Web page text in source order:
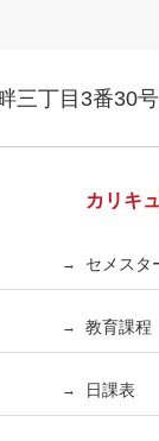
三丁目3番30号
→
→
→
カリキ
セメスタ
教育課程
日課表